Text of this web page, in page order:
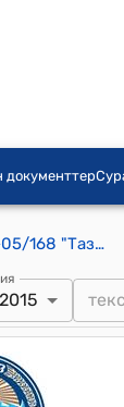
документтер
Кочкор-Ата шаардык кеңешинин 2015-жылдын 14-июлундагы № 01-05/168 "Тазалык ишканасы жөнүндө" токтому